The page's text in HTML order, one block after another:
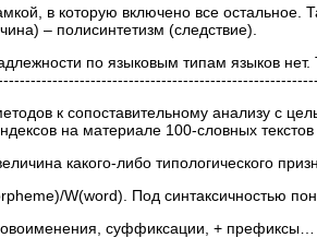
в которую включено все
– полисинтетизм (следствие).
по языковым типам языков
к сопоставительному анализу с
на материале 100-словных текстов
какого-либо типологического
W(word). Под синтаксичностью
суффиксации, + префиксы…